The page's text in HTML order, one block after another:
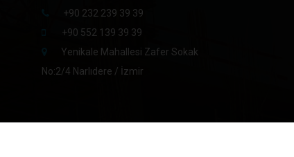
+90 232 239 39 39
+90 552 139 39 39
Yenikale Mahallesi Zafer Sokak
No:2/4 Narlıdere / İzmir